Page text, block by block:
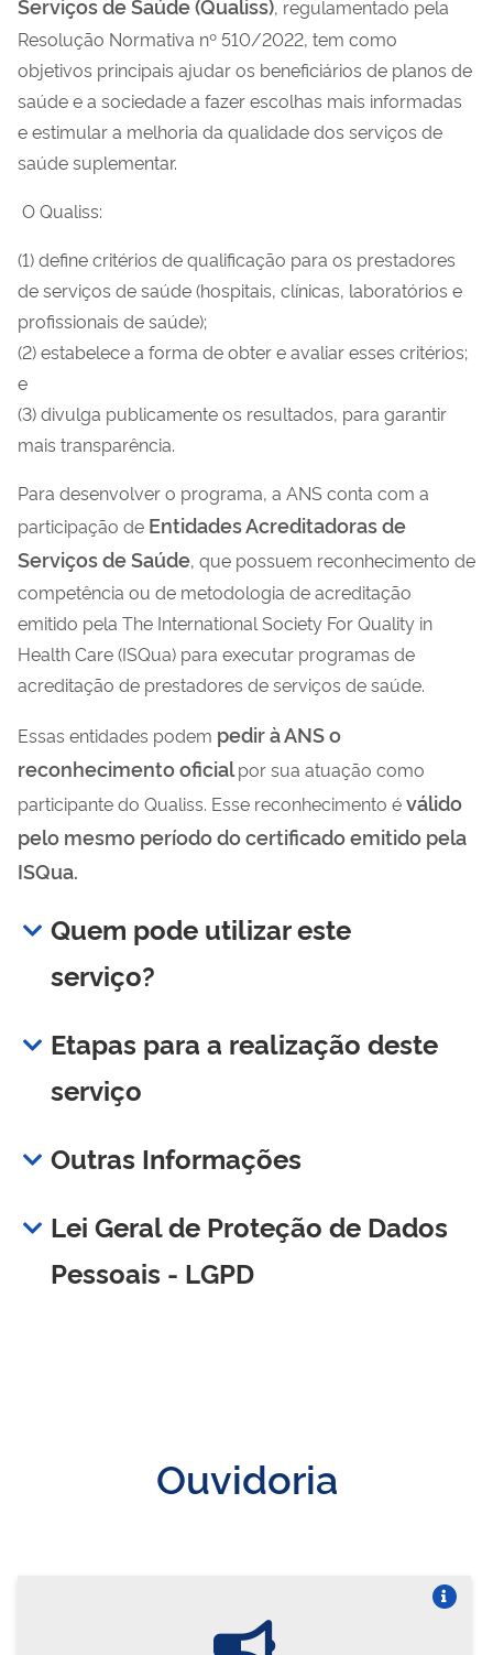
Serviços de Saúde (Qualiss), regulamentado pela
Resolução Normativa nº 510/2022, tem como
objetivos principais ajudar os beneficiários de planos de
saúde e a sociedade a fazer escolhas mais informadas
e estimular a melhoria da qualidade dos serviços de
saúde suplementar.
O Qualiss:
(1) define critérios de qualificação para os prestadores
de serviços de saúde (hospitais, clínicas, laboratórios e
profissionais de saúde);
(2) estabelece a forma de obter e avaliar esses critérios;
e
(3) divulga publicamente os resultados, para garantir
mais transparência.
Para desenvolver o programa, a ANS conta com a
participação de Entidades Acreditadoras de
Serviços de Saúde, que possuem reconhecimento de
competência ou de metodologia de acreditação
emitido pela The International Society For Quality in
Health Care (ISQua) para executar programas de
acreditação de prestadores de serviços de saúde.
Essas entidades podem pedir à ANS o
reconhecimento oficialpor sua atuação como
participante do Qualiss. Esse reconhecimento éválido
pelo mesmo período do certificado emitido pela
ISQua.
Quem pode utilizar este
serviço?
Etapas para a realização deste
serviço
Outras Informações
Lei Geral de Proteção de Dados
Pessoais - LGPD
Ouvidoria